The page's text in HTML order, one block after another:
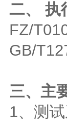
二、 执
FZ/
GB/
三、主
1、测